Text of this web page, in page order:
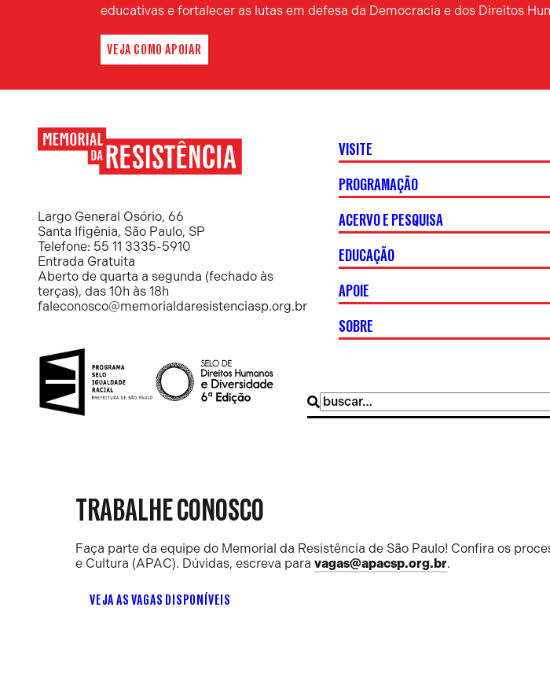
educativas e fortalecer as lutas em defesa da Democracia e dos Direitos
VEJA COMO APOIAR
Resistência
Largo General Osório, 66
Santa Ifigênia, São Paulo, SP
Telefone: 55 11 3335-5910
Entrada Gratuita
Aberto de quarta a segunda (fechado às
terças), das 10h às 18h
faleconosco@memorialdaresistenciasp.org.br
Buscar
por:
VISITE
PROGRAMAÇÃO
ACERVO E PESQUISA
EDUCAÇÃO
APOIE
SOBRE
TRABALHE CONOSCO
Faça parte da equipe do Memorial da Resistência de São Paulo! Confira os
e Cultura (APAC). Dúvidas, escreva para vagas@apacsp.org.br.
VEJA AS VAGAS DISPONÍVEIS